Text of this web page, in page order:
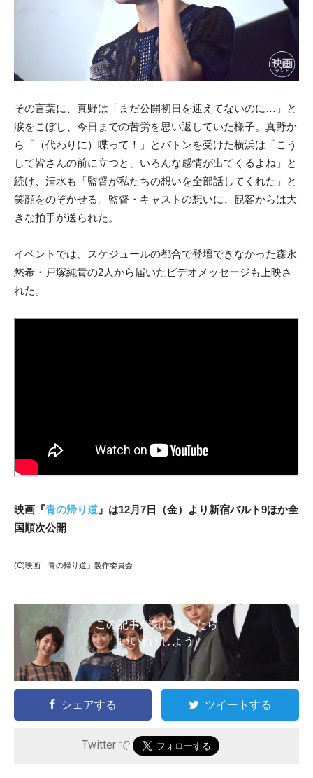
その言葉に、真野は「まだ公開初日を迎えてないのに…」と
涙をこぼし、今日までの苦労を思い返していた様子。真野か
ら「（代わりに）喋って！」とバトンを受けた横浜は「こう
して皆さんの前に立つと、いろんな感情が出てくるよね」と
続け、清水も「監督が私たちの想いを全部話してくれた」と
笑顔をのぞかせる。監督・キャストの想いに、観客からは大
きな拍手が送られた。
イベントでは、スケジュールの都合で登壇できなかった森永
悠希・戸塚純貴の2人から届いたビデオメッセージも上映さ
れた。
映画『青の帰り道 』は12月7日（金）より新宿バルト9ほか全
国順次公開
(C)映画「青の帰り道」製作委員会
この記事が気に入ったら
いいね ! しよう
シェアする ツイートする
Twitter で